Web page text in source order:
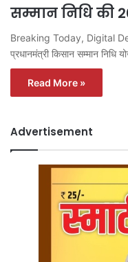
सम्मान निधि की
Breaking Today, Digital
प्रधानमंत्री किसान सम्मान निधि
Read More »
Advertisement